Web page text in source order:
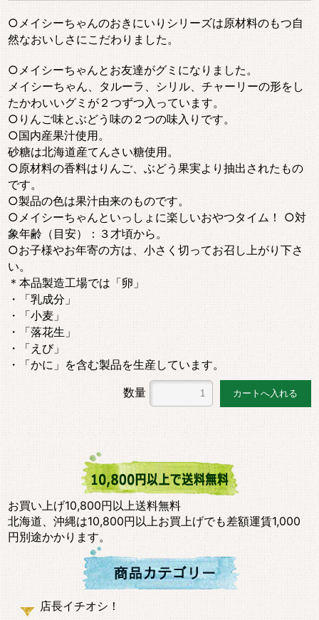
○メイシーちゃんのおきにいりシリーズは原材料のもつ自
然なおいしさにこだわりました。
○メイシーちゃんとお友達がグミになりました。
メイシーちゃん、タルーラ、シリル、チャーリーの形をし
たかわいいグミが２つずつ入っています。
○りんご味とぶどう味の２つの味入りです。
○国内産果汁使用。
砂糖は北海道産てんさい糖使用。
○原材料の香料はりんご、ぶどう果実より抽出されたもの
です。
○製品の色は果汁由来のものです。
○メイシーちゃんといっしょに楽しいおやつタイム！ ○対
象年齢（目安）：３才頃から。
○お子様やお年寄の方は、小さく切ってお召し上がり下さ
い。
＊本品製造工場では「卵」
・「乳成分」
・「小麦」
・「落花生」
・「えび」
・「かに」を含む製品を生産しています。
数量
お買い上げ10,800円以上送料無料
北海道、沖縄は10,800円以上お買上げでも差額運賃1,000
円別途かかります。
店長イチオシ！